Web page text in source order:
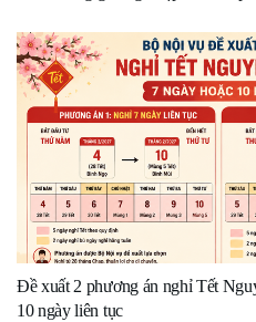
Đề xuất 2 phương án nghỉ Tết
10 ngày liên tục